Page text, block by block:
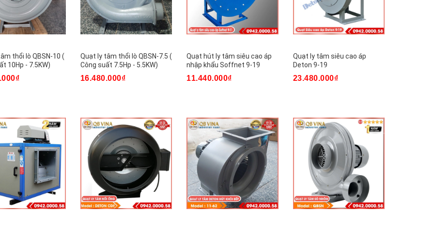
thổi lò QBSN-10 (
10Hp - 7.5KW)
Quạt ly tâm thổi lò QBSN-7.5 (
Công suất 7.5Hp - 5.5KW)
16.480.000₫
Quạt hút ly tâm siêu cao áp
nhập khẩu Soffnet 9-19
11.440.000₫
Quạt ly tâm siêu cao áp
Deton 9-19
23.480.000₫